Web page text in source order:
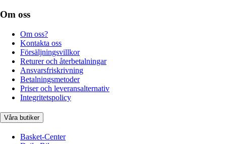
Om oss
Om oss?
Kontakta oss
Försäljningsvillkor
Returer och återbetalningar
Ansvarsfriskrivning
Betalningsmetoder
Priser och leveransalternativ
Integritetspolicy
Våra butiker
Basket-Center